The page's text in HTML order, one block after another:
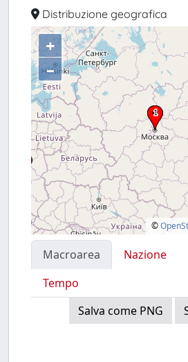
Distribuzione geografica
+
–
©
Macroarea Nazione
Tempo
Salva come PNG